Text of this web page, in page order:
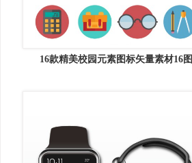
16款精美校园元素图标矢量素材16图